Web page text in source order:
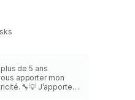
apporter mon
J’apporte